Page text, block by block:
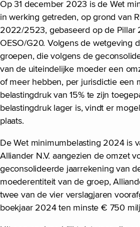
Op 31 december 2023 is de Wet
in werking getreden, op grond van
2022/2523, gebaseerd op de Pillar
OESO/G20. Volgens de wetgeving
groepen, die volgens de
van de uiteindelijke moeder een
of meer hebben, per jurisdictie een
belastingdruk van 15% te zijn
belastingdruk lager is, vindt er
plaats.
De Wet minimumbelasting 2024 is
Alliander N.V. aangezien de omzet
geconsolideerde jaarrekening van
moederentiteit van de groep,
twee van de vier verslagjaren
boekjaar 2024 ten minste € 750